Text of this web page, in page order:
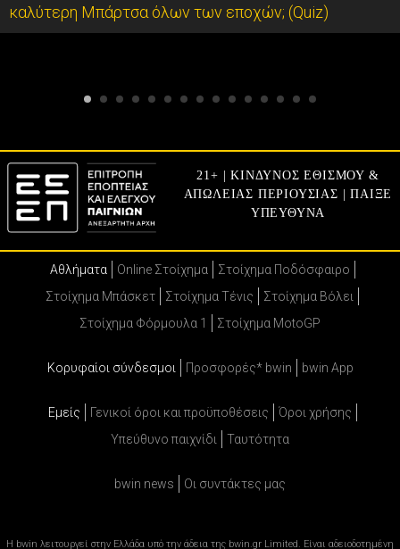
καλύτερη Μπάρτσα όλων των εποχών; (Quiz)
21+ | ΚΙΝΔΥΝΟΣ ΕΘΙΣΜΟΥ &
ΑΠΩΛΕΙΑΣ ΠΕΡΙΟΥΣΙΑΣ | ΠΑΙΞΕ
ΥΠΕΥΘΥΝΑ
Αθλήματα Online Στοίχημα
Στοίχημα Ποδόσφαιρο
Στοίχημα Μπάσκετ
Στοίχημα Τένις
Στοίχημα Βόλει
Στοίχημα Φόρμουλα 1
Στοίχημα MotoGP
Κορυφαίοι σύνδεσμοι Προσφορές* bwin bwin App
Εμείς Γενικοί όροι και προϋποθέσεις
Όροι χρήσης
Υπεύθυνο παιχνίδι
Ταυτότητα
bwin news Oι συντάκτες μας
Η bwin λειτουργεί στην Ελλάδα υπό την άδεια της bwin.gr Limited. Είναι αδειοδοτημένη